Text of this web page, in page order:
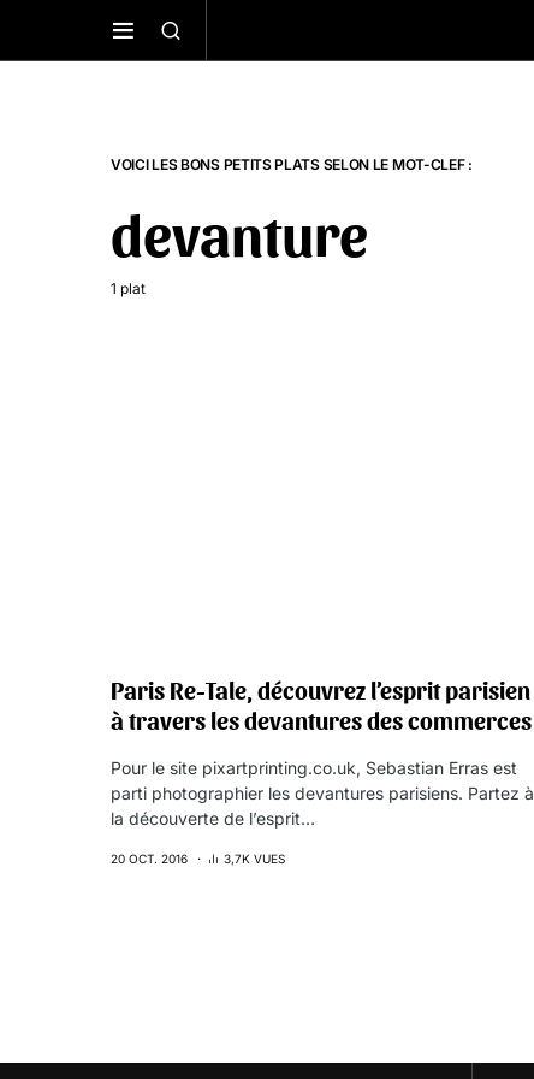
VOICI LES BONS PETITS PLATS SELON LE MOT-CLEF :
devanture
1 plat
Paris Re-Tale, découvrez l’esprit parisien
à travers les devantures des commerces
Pour le site pixartprinting.co.uk, Sebastian Erras est
parti photographier les devantures parisiens. Partez à
la découverte de l’esprit…
20 OCT. 2016 3,7K VUES